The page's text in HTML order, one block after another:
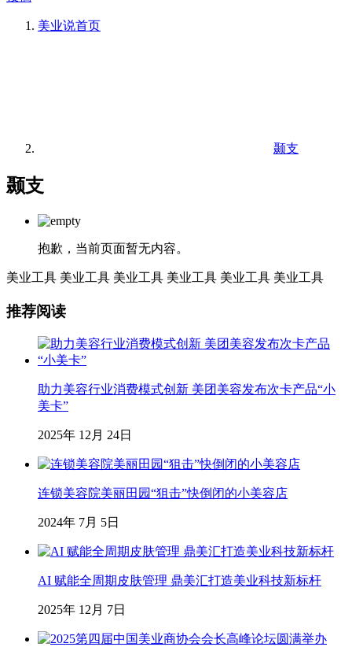
美业说首页
颞支
颞支
抱歉，当前页面暂无内容。
美业工具 美业工具 美业工具 美业工具 美业工具 美业工具
推荐阅读
助力美容行业消费模式创新 美团美容发布次卡产品“小
美卡”
2025年 12月 24日
连锁美容院美丽田园“狙击”快倒闭的小美容店
2024年 7月 5日
AI 赋能全周期皮肤管理 鼎美汇打造美业科技新标杆
2025年 12月 7日